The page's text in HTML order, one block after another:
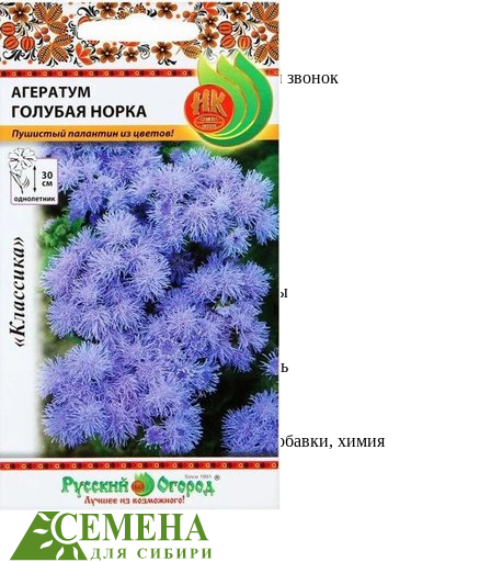
Выберите город
Обратный звонокЗаказать обратный звонок
Каталог
Семена
Грунты
Газонные травы, сидераты
Горшки, рассадники, аксессуары
Посадочный материал
Садовый инструмент, инвентарь
Консервирование
Средства защиты, удобрения, добавки, химия
Обустройство сада, декор